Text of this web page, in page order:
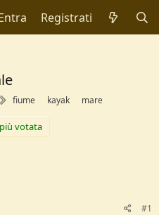
Registrati
g
fiume kayak mare
votata
#1